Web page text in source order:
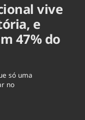
vive
e
47% do
só uma
no